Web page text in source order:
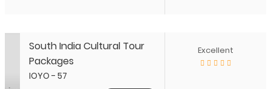
South India Cultural Tour
Packages
IOYO - 57
Excellent